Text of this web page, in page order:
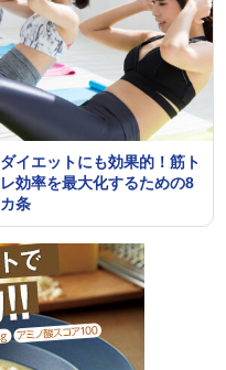
ダイエットにも効果的！筋ト
レ効率を最大化するための8
カ条